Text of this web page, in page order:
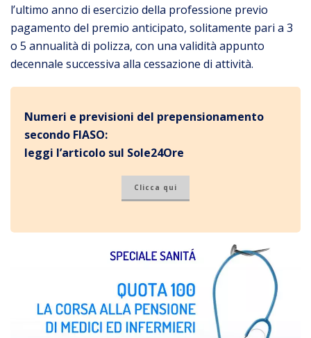
l’ultimo anno di esercizio della professione previo
pagamento del premio anticipato, solitamente pari a 3
o 5 annualità di polizza, con una validità appunto
decennale successiva alla cessazione di attività.
Numeri e previsioni del prepensionamento
secondo FIASO:
leggi l’articolo sul Sole24Ore
Clicca qui